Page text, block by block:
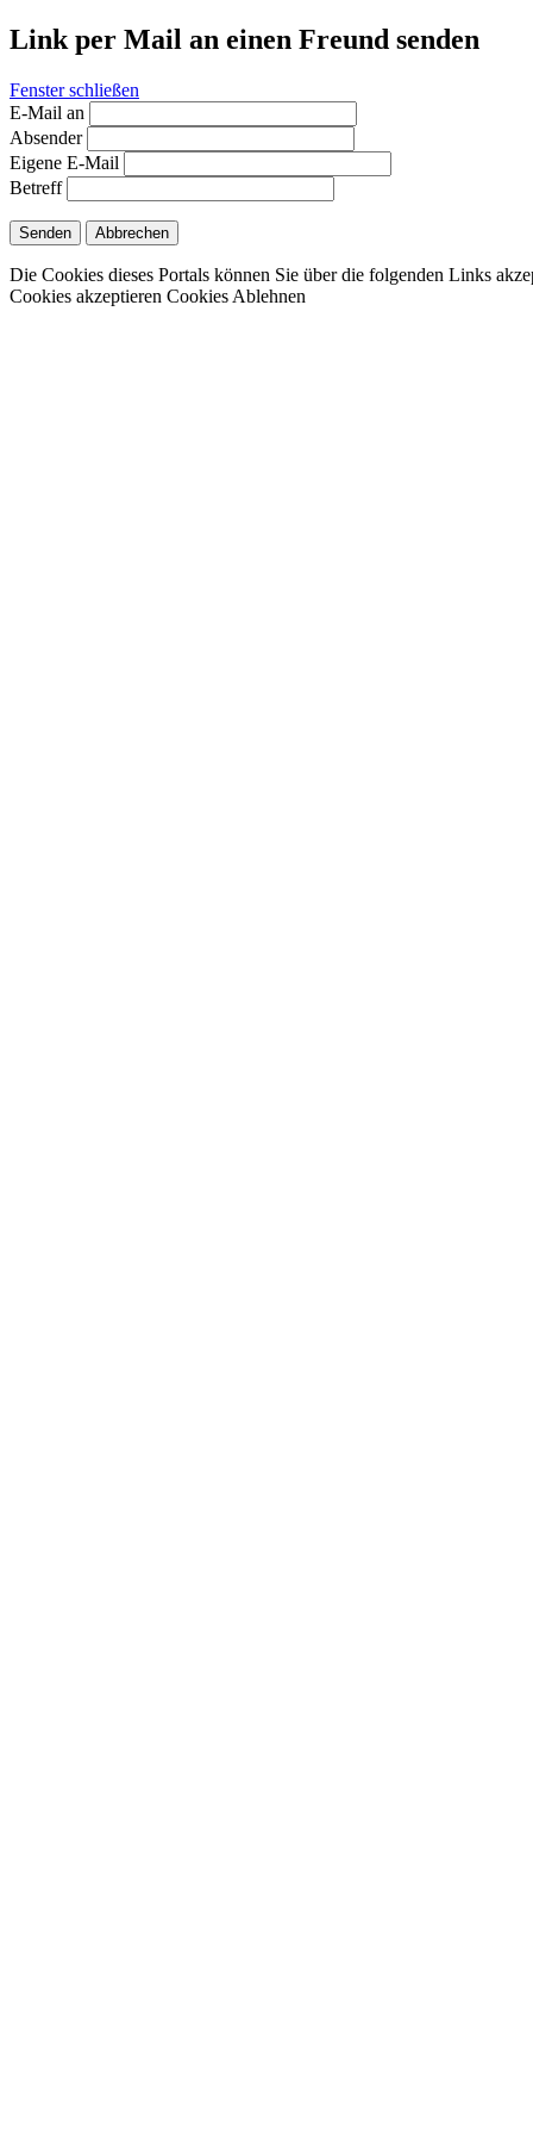
Link per Mail an einen Freund senden
Fenster schließen
E-Mail an
Absender
Eigene E-Mail
Betreff
Senden Abbrechen
Die Cookies dieses Portals können Sie über die folgenden Links
Cookies akzeptieren Cookies Ablehnen